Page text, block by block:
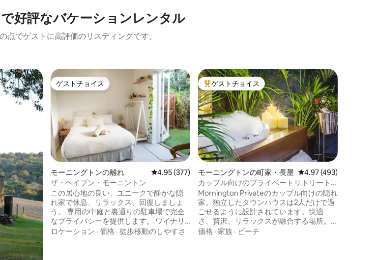
好評なバケーションレンタル
点でゲストに高評価のリスティングです。
ゲストチョイス
ゲストチョイス
モーニングトンの離れ レビュー377件、5つ星中4.95つ星の平均評価
4.95 (377)
ザ・ヘイブン・モーニントン
この居心地の良い、ユニークで静かな隠
れ家で休息、リラックス、回復しましょ
う。 専用の中庭と裏通りの駐車場で完全
なプライバシーを提供します。 ワイナリ
ー、ビーチ、カフェ、レストラン、ゴル
ロケーション · 価格 · 徒歩移動のしやすさ
大好評のゲストチョイスです。
ゲストチョイス
モーニングトンの町家・長屋 レビュー493件、5つ
4.97 (493)
カップル向けのプライベートリトリート
体験（ダブルスパ＆ファイヤー）
Mornington Privateのカップル向けの隠れ
家。独立したタウンハウスは2人だけで過
ごせるように設計されています。快適
さ、贅沢、リラックスが融合する場所。
ペニンシュラを1日探索した後は、豪華な
価格 · 家族 · ビーチ